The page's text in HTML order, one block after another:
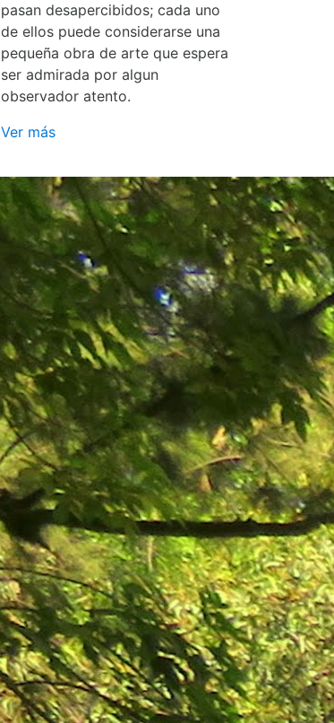
pasan desapercibidos; cada uno
de ellos puede considerarse una
pequeña obra de arte que espera
ser admirada por algun
observador atento.
Ver más